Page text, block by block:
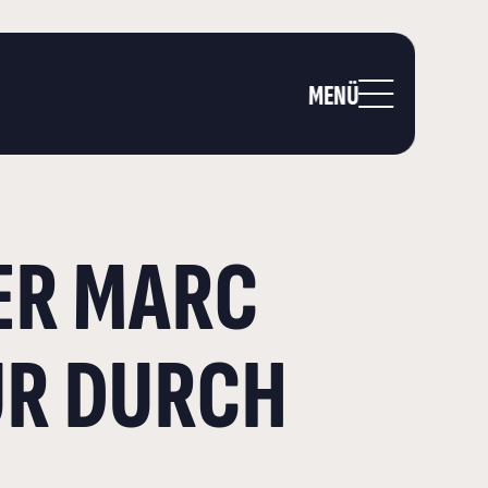
MENÜ
MARC
DURCH